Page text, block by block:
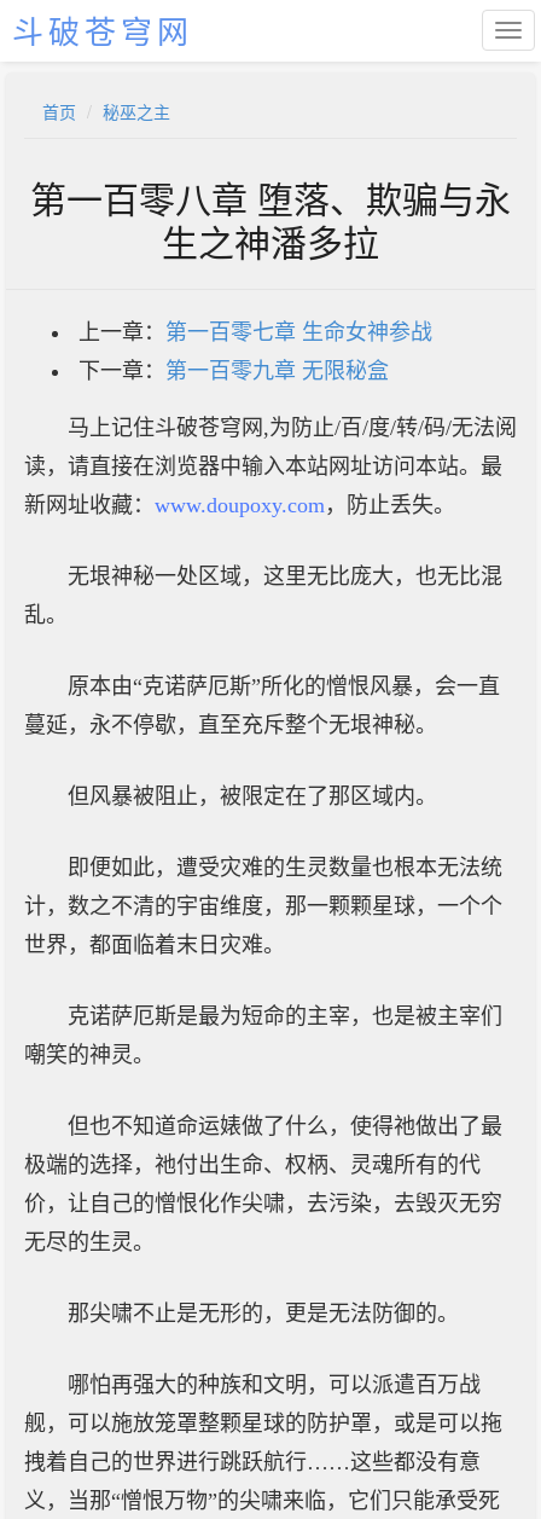
斗破苍穹网
首页 秘巫之主
第一百零八章 堕落、欺骗与永
生之神潘多拉
上一章： 第一百零七章 生命女神参战
下一章： 第一百零九章 无限秘盒
马上记住斗破苍穹网,为防止/百/度/转/码/无法阅
读，请直接在浏览器中输入本站网址访问本站。最
新网址收藏： www.doupoxy.com，防止丢失。
无垠神秘一处区域，这里无比庞大，也无比混
乱。
原本由“克诺萨厄斯”所化的憎恨风暴，会一直
蔓延，永不停歇，直至充斥整个无垠神秘。
但风暴被阻止，被限定在了那区域内。
即便如此，遭受灾难的生灵数量也根本无法统
计，数之不清的宇宙维度，那一颗颗星球，一个个
世界，都面临着末日灾难。
克诺萨厄斯是最为短命的主宰，也是被主宰们
嘲笑的神灵。
但也不知道命运婊做了什么，使得祂做出了最
极端的选择，祂付出生命、权柄、灵魂所有的代
价，让自己的憎恨化作尖啸，去污染，去毁灭无穷
无尽的生灵。
那尖啸不止是无形的，更是无法防御的。
哪怕再强大的种族和文明，可以派遣百万战
舰，可以施放笼罩整颗星球的防护罩，或是可以拖
拽着自己的世界进行跳跃航行……这些都没有意
义，当那“憎恨万物”的尖啸来临，它们只能承受死